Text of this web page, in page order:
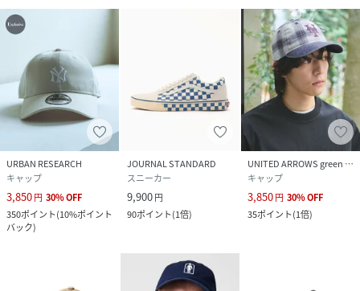
素材
ポリエステル100% 刺しゅう糸:
ポリエステル100%
サイズ
品番
RW1255_670
670-6139025-037-42 RW1255)
URBAN RESEARCH
キャップ
3,850円 30%OFF
350ポイント(10%ポイント
バック)
JOURNAL STANDARD
スニーカー
9,900円
90ポイント(1倍)
UNITED ARROWS green label relaxing
キャップ
3,850円 30%OFF
35ポイント(1倍)